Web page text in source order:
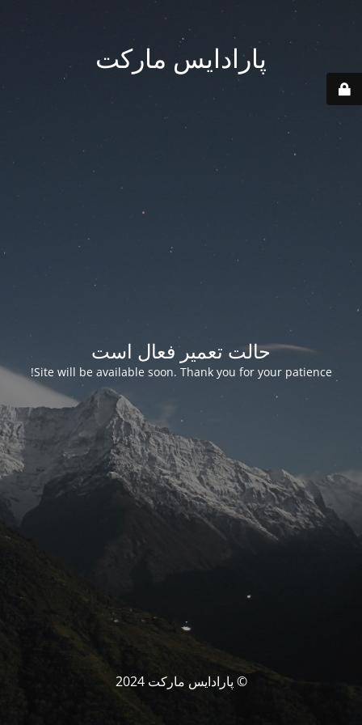
پارادایس مارکت
حالت تعمیر فعال است
Site will be available soon. Thank you for your patience!
© پارادایس مارکت 2024